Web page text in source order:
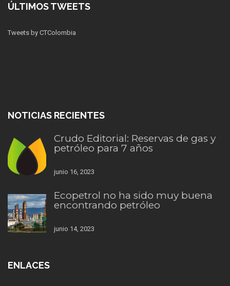
ÚLTIMOS TWEETS
Tweets by CTColombia
NOTICIAS RECIENTES
Crudo Editorial: Reservas de gas y
petróleo para 7 años
junio 16, 2023
Ecopetrol no ha sido muy buena
encontrando petróleo
junio 14, 2023
ENLACES